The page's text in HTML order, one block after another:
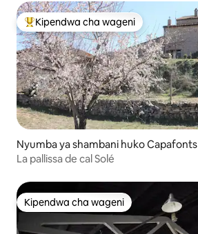
Kipendwa maarufu cha wageni
Kipendwa cha wageni
Nyumba ya shambani huko Capafonts
La pallissa de cal Solé
Kipendwa cha wageni
Kipendwa cha wageni